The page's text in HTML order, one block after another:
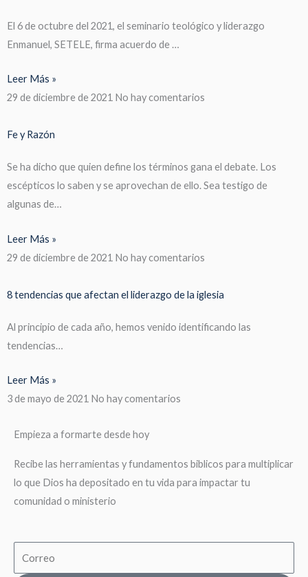
El 6 de octubre del 2021, el seminario teológico y liderazgo
Enmanuel, SETELE, firma acuerdo de …
Leer Más »
29 de diciembre de 2021 No hay comentarios
Fe y Razón
Se ha dicho que quien define los términos gana el debate. Los
escépticos lo saben y se aprovechan de ello. Sea testigo de
algunas de…
Leer Más »
29 de diciembre de 2021 No hay comentarios
8 tendencias que afectan el liderazgo de la iglesia
Al principio de cada año, hemos venido identificando las
tendencias…
Leer Más »
3 de mayo de 2021 No hay comentarios
Empieza a formarte desde hoy
Recibe las herramientas y fundamentos biblicos para multiplicar
lo que Dios ha depositado en tu vida para impactar tu
comunidad o ministerio